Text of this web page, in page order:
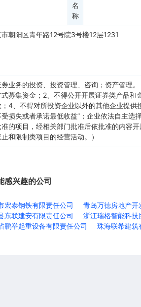
名
称
朝阳区青年路12号院3号楼12层1231
业务的投资、投资管理、咨询；资产管理
募集资金；2、不得公开开展证券类产品和
4、不得对所投资企业以外的其他企业提供
损失或者承诺最低收益”；企业依法自主选
的项目，经相关部门批准后依批准的内容
和限制类项目的经营活动。）
感兴趣的公司
宏泰钢铁有限责任公司
青岛万德房地产开
东联建安有限责任公司
浙江瑞格智能科技
鹏举起重设备有限责任公司
珠海联希建筑